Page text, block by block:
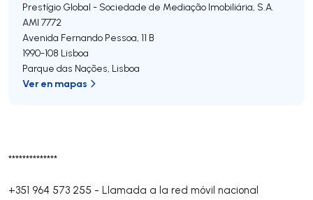
**************
+351 964 573 255 - Llamada a la red móvil nacional
Prestígio Global - Sociedade de Mediação Imobiliária, S.A.
AMI 7772
Avenida Fernando Pessoa, 11 B
1990-108 Lisboa
Parque das Nações, Lisboa
Ver en mapas